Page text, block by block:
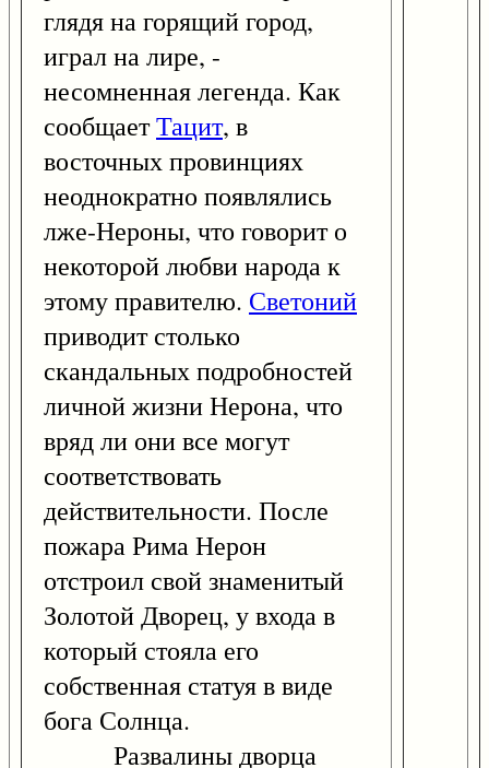
глядя на горящий город,
играл на лире, -
несомненная легенда. Как
сообщаетТацит, в
восточных провинциях
неоднократно появлялись
лже-Нероны, что говорит о
некоторой любви народа к
этому правителю. Светоний
приводит столько
скандальных подробностей
личной жизни Нерона, что
вряд ли они все могут
соответствовать
действительности. После
пожара Рима Нерон
отстроил свой знаменитый
Золотой Дворец, у входа в
который стояла его
собственная статуя в виде
бога Солнца.
Развалины дворца